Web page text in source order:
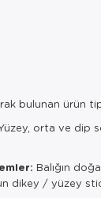
bulunan ürün
orta ve dip
Balığın
dikey / yüzey